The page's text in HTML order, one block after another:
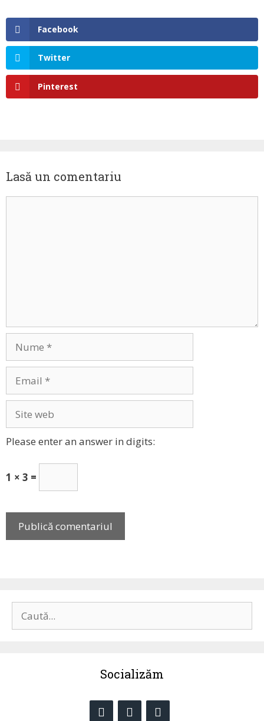
Facebook
Twitter
Pinterest
Lasă un comentariu
web
Please enter an answer in digits:
1 × 3 =
după:
Socializăm